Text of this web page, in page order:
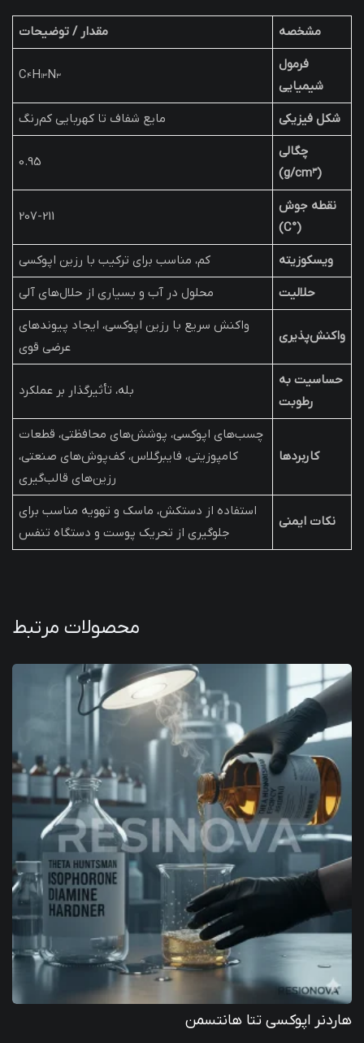
مشخصه
مقدار / توضیحات
فرمول
شیمیایی
C₄H₁₃N₃
شکل فیزیکی
مایع شفاف تا کهربایی کم‌رنگ
چگالی
(g/cm³)
0.95
نقطه جوش
(°C)
207-211
ویسکوزیته
کم، مناسب برای ترکیب با رزین اپوکسی
حلالیت
محلول در آب و بسیاری از حلال‌های آلی
واکنش‌پذیری
واکنش سریع با رزین اپوکسی، ایجاد پیوندهای
عرضی قوی
حساسیت به
رطوبت
بله، تأثیرگذار بر عملکرد
کاربردها
چسب‌های اپوکسی، پوشش‌های محافظتی، قطعات
کامپوزیتی، فایبرگلاس، کف‌پوش‌های صنعتی،
رزین‌های قالب‌گیری
نکات ایمنی
استفاده از دستکش، ماسک و تهویه مناسب برای
جلوگیری از تحریک پوست و دستگاه تنفس
محصولات مرتبط
هاردنر اپوکسی تتا هانتسمن